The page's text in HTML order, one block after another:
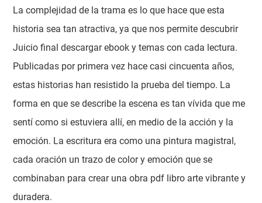
La complejidad de la trama es lo que hace que esta
historia sea tan atractiva, ya que nos permite descubrir
Juicio final descargar ebook y temas con cada lectura.
Publicadas por primera vez hace casi cincuenta años,
estas historias han resistido la prueba del tiempo. La
forma en que se describe la escena es tan vívida que me
sentí como si estuviera allí, en medio de la acción y la
emoción. La escritura era como una pintura magistral,
cada oración un trazo de color y emoción que se
combinaban para crear una obra pdf libro arte vibrante y
duradera.